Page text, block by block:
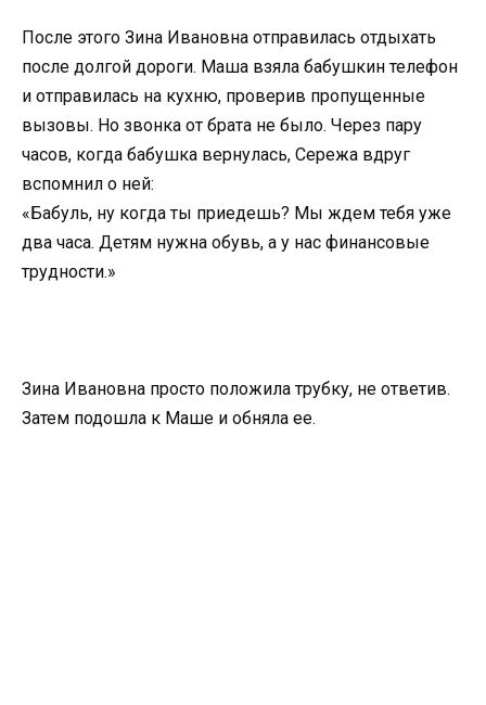
После этого Зина Ивановна отправилась отдыхать
после долгой дороги. Маша взяла бабушкин телефон
и отправилась на кухню, проверив пропущенные
вызовы. Но звонка от брата не было. Через пару
часов, когда бабушка вернулась, Сережа вдруг
вспомнил о ней:
«Бабуль, ну когда ты приедешь? Мы ждем тебя уже
два часа. Детям нужна обувь, а у нас финансовые
трудности.»
Зина Ивановна просто положила трубку, не ответив.
Затем подошла к Маше и обняла ее.